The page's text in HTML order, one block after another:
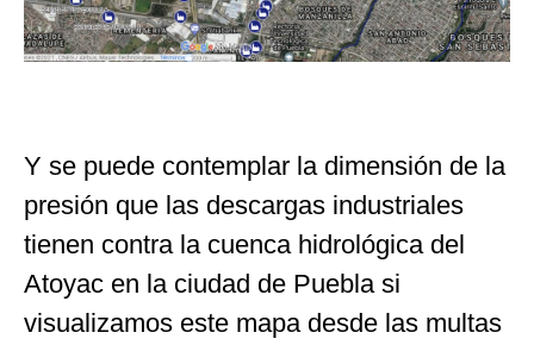
Y se puede contemplar la dimensión de la
presión que las descargas industriales
tienen contra la cuenca hidrológica del
Atoyac en la ciudad de Puebla si
visualizamos este mapa desde las multas